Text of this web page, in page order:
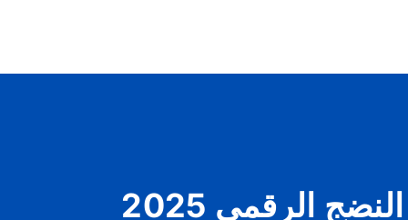
الرقمي 2025